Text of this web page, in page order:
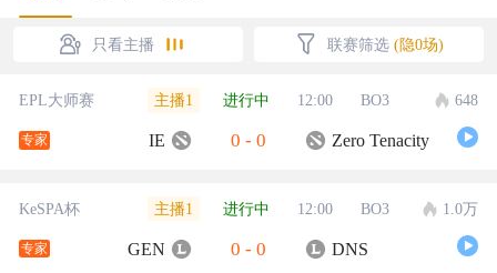
只看主播 联赛筛选 (隐0场)
EPL大师赛 主播1 进行中 12:00 BO3 648
专家 IE 0 - 0 Zero Tenacity
KeSPA杯 主播1 进行中 12:00 BO3 1.0万
专家 GEN 0 - 0 DNS